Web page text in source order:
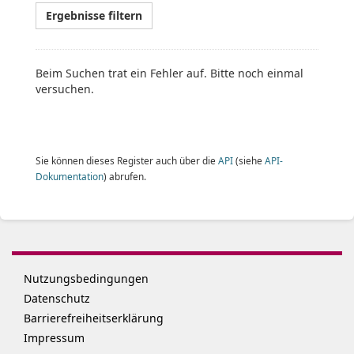
Ergebnisse filtern
Beim Suchen trat ein Fehler auf. Bitte noch einmal
versuchen.
Sie können dieses Register auch über die API(siehe API-
Dokumentation) abrufen.
Nutzungsbedingungen
Datenschutz
Barrierefreiheitserklärung
Impressum